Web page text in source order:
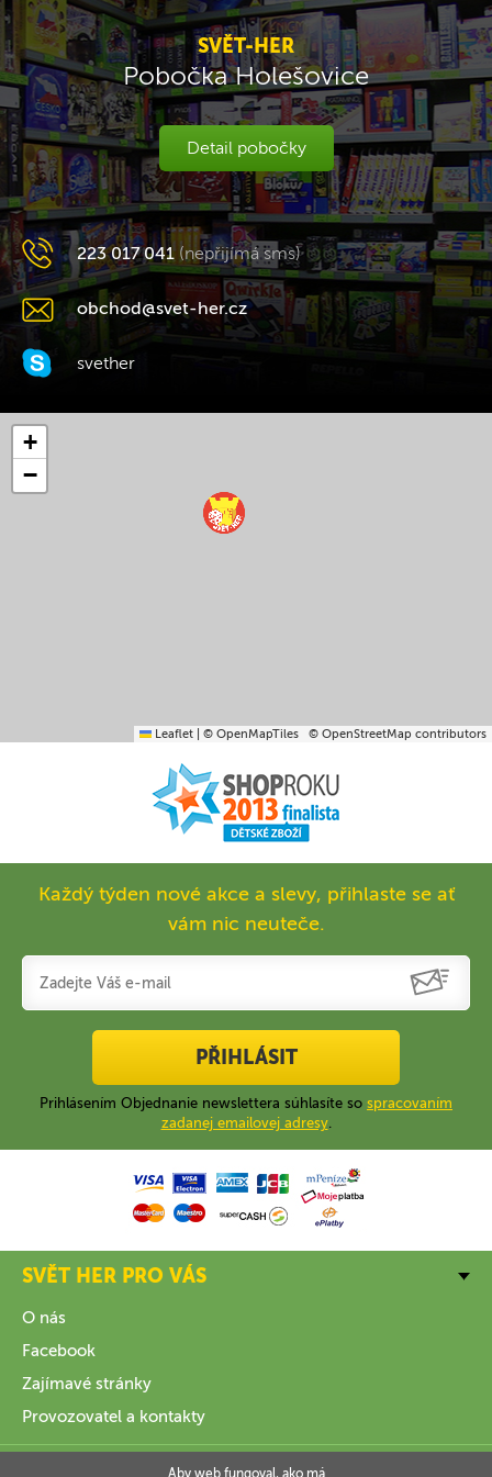
SVĚT-HER
Pobočka Holešovice
Detail pobočky
223 017 041 (nepřijímá sms)
obchod@svet-her.cz
svether
+
−
Leaflet © OpenMapTiles © OpenStreetMap contributors
Každý týden nové akce a slevy, přihlaste se ať
vám nic neuteče.
PŘIHLÁSIT
Prihlásením Objednanie newslettera súhlasíte so spracovaním
zadanej emailovej adresy.
SVĚT HER PRO VÁS
O nás
Facebook
Zajímavé stránky
Provozovatel a kontakty
Aby web fungoval, ako má